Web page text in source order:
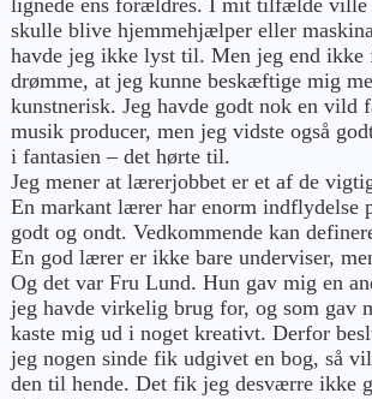
lignede ens forældres. I mit tilfælde ville
skulle blive hjemmehjælper eller
havde jeg ikke lyst til. Men jeg end
drømme, at jeg kunne beskæftige mig
kunstnerisk. Jeg havde godt nok en vild
musik producer, men jeg vidste også
i fantasien – det hørte til.
Jeg mener at lærerjobbet er et af de
En markant lærer har enorm indflydelse
godt og ondt. Vedkommende kan
En god lærer er ikke bare underviser,
Og det var Fru Lund. Hun gav mig en
jeg havde virkelig brug for, og som gav
kaste mig ud i noget kreativt. Derfor
jeg nogen sinde fik udgivet en bog, så
den til hende. Det fik jeg desværre ikke